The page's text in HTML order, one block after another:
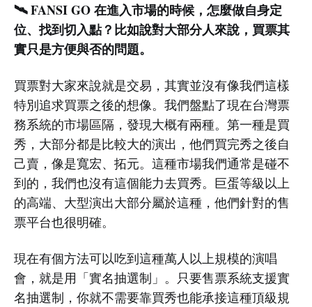
🛰️ FANSI GO 在進入市場的時候，怎麼做自身定
位、找到切入點？比如說對大部分人來說，買票其
實只是方便與否的問題。
買票對大家來說就是交易，其實並沒有像我們這樣
特別追求買票之後的想像。我們盤點了現在台灣票
務系統的市場區隔，發現大概有兩種。第一種是買
秀，大部分都是比較大的演出，他們買完秀之後自
己賣，像是寬宏、拓元。這種市場我們通常是碰不
到的，我們也沒有這個能力去買秀。巨蛋等級以上
的高端、大型演出大部分屬於這種，他們針對的售
票平台也很明確。
現在有個方法可以吃到這種萬人以上規模的演唱
會，就是用「實名抽選制」。只要售票系統支援實
名抽選制，你就不需要靠買秀也能承接這種頂級規